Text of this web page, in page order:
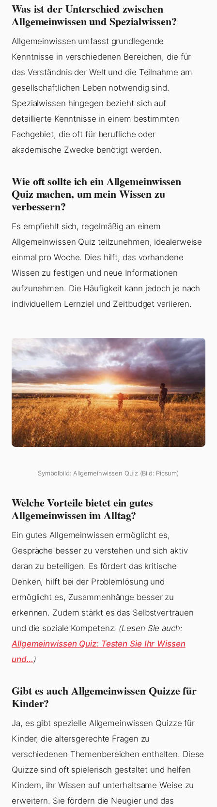
Was ist der Unterschied zwischen
Allgemeinwissen und Spezialwissen?
Allgemeinwissen umfasst grundlegende
Kenntnisse in verschiedenen Bereichen, die für
das Verständnis der Welt und die Teilnahme am
gesellschaftlichen Leben notwendig sind.
Spezialwissen hingegen bezieht sich auf
detaillierte Kenntnisse in einem bestimmten
Fachgebiet, die oft für berufliche oder
akademische Zwecke benötigt werden.
Wie oft sollte ich ein Allgemeinwissen
Quiz machen, um mein Wissen zu
verbessern?
Es empfiehlt sich, regelmäßig an einem
Allgemeinwissen Quiz teilzunehmen, idealerweise
einmal pro Woche. Dies hilft, das vorhandene
Wissen zu festigen und neue Informationen
aufzunehmen. Die Häufigkeit kann jedoch je nach
individuellem Lernziel und Zeitbudget variieren.
Symbolbild: Allgemeinwissen Quiz (Bild: Picsum)
Welche Vorteile bietet ein gutes
Allgemeinwissen im Alltag?
Ein gutes Allgemeinwissen ermöglicht es,
Gespräche besser zu verstehen und sich aktiv
daran zu beteiligen. Es fördert das kritische
Denken, hilft bei der Problemlösung und
ermöglicht es, Zusammenhänge besser zu
erkennen. Zudem stärkt es das Selbstvertrauen
und die soziale Kompetenz. (Lesen Sie auch:
Allgemeinwissen Quiz: Testen Sie Ihr Wissen
und…)
Gibt es auch Allgemeinwissen Quizze für
Kinder?
Ja, es gibt spezielle Allgemeinwissen Quizze für
Kinder, die altersgerechte Fragen zu
verschiedenen Themenbereichen enthalten. Diese
Quizze sind oft spielerisch gestaltet und helfen
Kindern, ihr Wissen auf unterhaltsame Weise zu
erweitern. Sie fördern die Neugier und das